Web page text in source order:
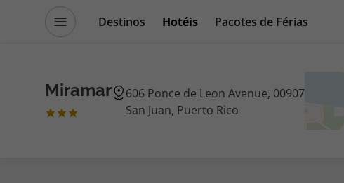
Destinos Hotéis
Pacotes de Férias
Escapadinhas
Miramar
606 Ponce de Leon Avenue, 00907
San Juan, Puerto Rico